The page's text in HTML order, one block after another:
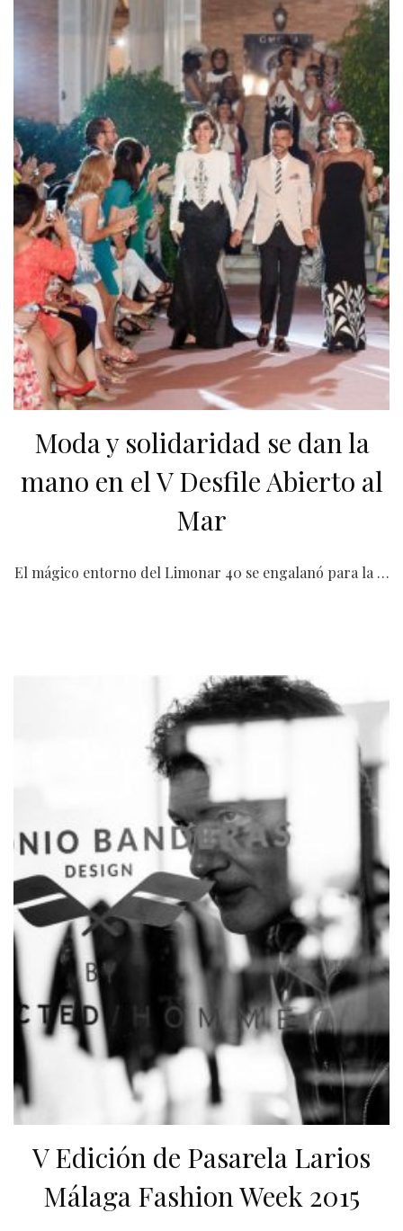
Moda y solidaridad se dan la
mano en el V Desfile Abierto al
Mar
El mágico entorno del Limonar 40 se engalanó para la …
V Edición de Pasarela Larios
Málaga Fashion Week 2015